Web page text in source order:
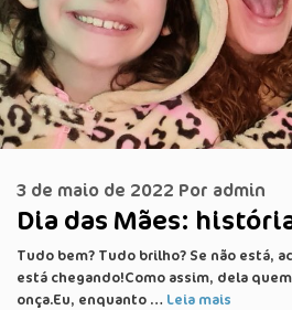
Dia das Mães:
3 de maio de 2022 Por admin
Tudo bem? Tudo brilho? Se não está,
está chegando!Como assim, dela
onça.Eu, enquanto … Leia mais